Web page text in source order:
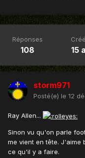
Réponses
108
Créé
15 a
storm971
Posté(e) le 12
Ray Allen...
Sinon vu qu'on parle
me vient en tête. J'aime
ce qu'il y a faire.